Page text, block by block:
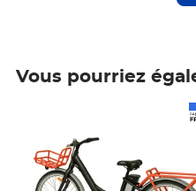
Vous pourriez